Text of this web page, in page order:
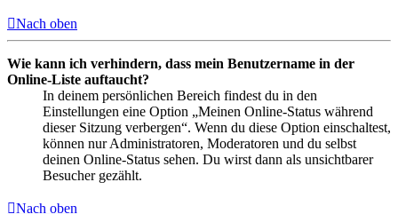
Nach oben
Wie kann ich verhindern, dass mein Benutzername in der
Online-Liste auftaucht?
In deinem persönlichen Bereich findest du in den
Einstellungen eine Option „Meinen Online-Status während
dieser Sitzung verbergen“. Wenn du diese Option einschaltest,
können nur Administratoren, Moderatoren und du selbst
deinen Online-Status sehen. Du wirst dann als unsichtbarer
Besucher gezählt.
Nach oben